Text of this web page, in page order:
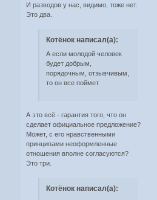
И разводов у нас, видимо, тоже нет.
Это два.
Котёнок написал(а):
А если молодой человек
будет добрым,
порядочным, отзывчивым,
то он все поймет
А это всё - гарантия того, что он
сделает официальное предложение?
Может, с его нравственными
принципами неоформленные
отношения вполне согласуются?
Это три.
Котёнок написал(а):